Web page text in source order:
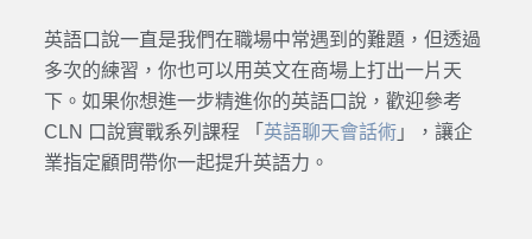
英語口說一直是我們在職場中常遇到的難題，但透過
多次的練習，你也可以用英文在商場上打出一片天
下。如果你想進一步精進你的英語口說，歡迎參考
CLN 口說實戰系列課程 「 英語聊天會話術」，讓企
業指定顧問帶你一起提升英語力。